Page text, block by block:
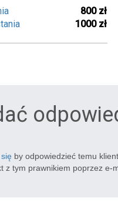
800 zł
1000 zł
by odpowiedzieć temu
tym prawnikiem poprzez e-